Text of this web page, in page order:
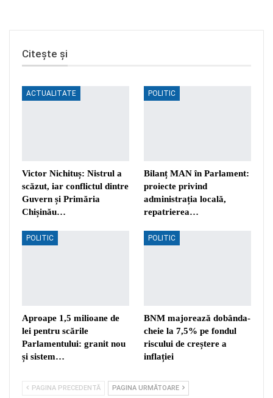
Citește și
ACTUALITATE
Victor Nichituș: Nistrul a
scăzut, iar conflictul dintre
Guvern și Primăria
Chișinău…
POLITIC
Bilanț MAN în Parlament:
proiecte privind
administrația locală,
repatrierea…
POLITIC
Aproape 1,5 milioane de
lei pentru scările
Parlamentului: granit nou
și sistem…
POLITIC
BNM majorează dobânda-
cheie la 7,5% pe fondul
riscului de creștere a
inflației
PAGINA PRECEDENTĂ PAGINA URMĂTOARE